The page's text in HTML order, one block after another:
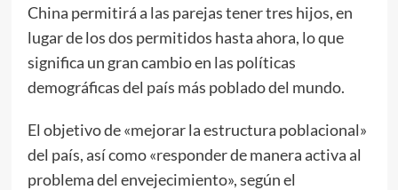
China permitirá a las parejas tener tres hijos, en
lugar de los dos permitidos hasta ahora, lo que
significa un gran cambio en las políticas
demográficas del país más poblado del mundo.
El objetivo de «mejorar la estructura poblacional»
del país, así como «responder de manera activa al
problema del envejecimiento», según el